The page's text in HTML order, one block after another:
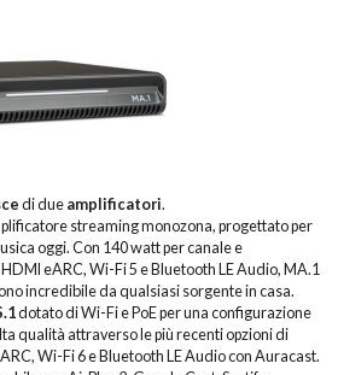
di due amplificatori.
streaming monozona, progettato per
oggi. Con 140 watt per canale e
eARC, Wi-Fi 5 e Bluetooth LE Audio, MA.1
incredibile da qualsiasi sorgente in casa.
dotato di Wi-Fi e PoE per una configurazione
qualità attraverso le più recenti opzioni di
Wi-Fi 6 e Bluetooth LE Audio con Auracast.